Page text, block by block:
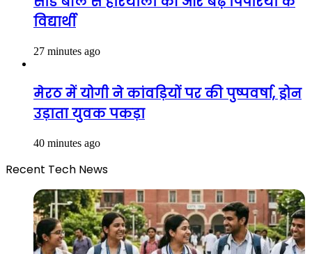
विद्यार्थी
27 minutes ago
मेरठ में योगी ने कांवड़ियों पर की पुष्पवर्षा, ड्रोन
उड़ाता युवक पकड़ा
40 minutes ago
Recent Tech News